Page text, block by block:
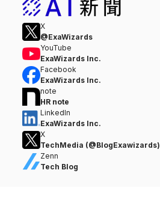
X
@ExaWizards
YouTube
ExaWizards Inc.
Facebook
ExaWizards Inc.
note
HR note
LinkedIn
ExaWizards Inc.
X
TechMedia (@BlogExawizards)
Zenn
Tech Blog